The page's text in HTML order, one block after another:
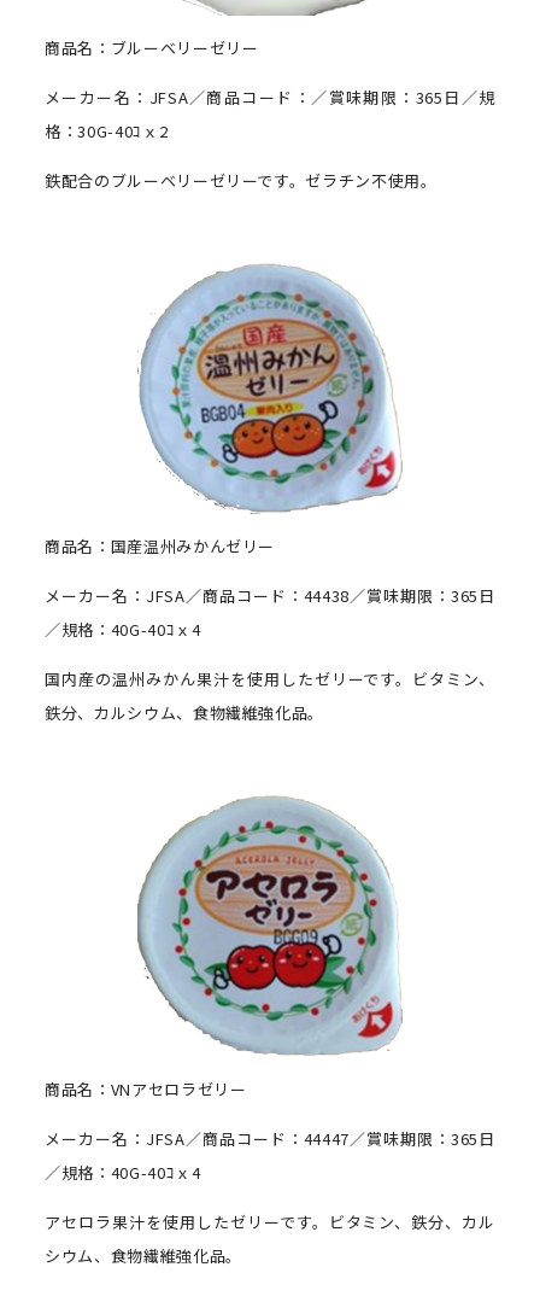
商品名：ブルーベリーゼリー
メーカー名：JFSA／商品コード：／賞味期限：365日／規
格：30G-40ｺｘ2
鉄配合のブルーベリーゼリーです。ゼラチン不使用。
商品名：国産温州みかんゼリー
メーカー名：JFSA／商品コード：44438／賞味期限：365日
／規格：40G-40ｺｘ4
国内産の温州みかん果汁を使用したゼリーです。ビタミン、
鉄分、カルシウム、食物繊維強化品。
商品名：VNアセロラゼリー
メーカー名：JFSA／商品コード：44447／賞味期限：365日
／規格：40G-40ｺｘ4
アセロラ果汁を使用したゼリーです。ビタミン、鉄分、カル
シウム、食物繊維強化品。